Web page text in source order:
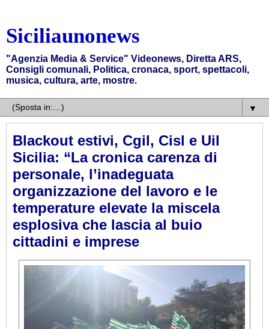
Siciliaunonews
"Agenzia Media & Service" Videonews, Diretta ARS,
Consigli comunali, Politica, cronaca, sport, spettacoli,
musica, cultura, arte, mostre.
▼
Blackout estivi, Cgil, Cisl e Uil
Sicilia: “La cronica carenza di
personale, l’inadeguata
organizzazione del lavoro e le
temperature elevate la miscela
esplosiva che lascia al buio
cittadini e imprese